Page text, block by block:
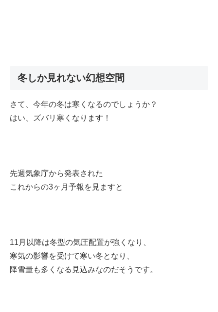
冬しか見れない幻想空間
さて、今年の冬は寒くなるのでしょうか？
はい、ズバリ寒くなります！
先週気象庁から発表された
これからの3ヶ月予報を見ますと
11月以降は冬型の気圧配置が強くなり、
寒気の影響を受けて寒い冬となり、
降雪量も多くなる見込みなのだそうです。